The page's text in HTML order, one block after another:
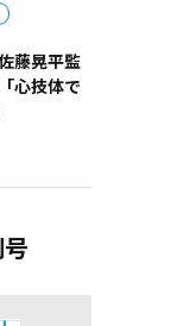
藤晃平監
心技体で